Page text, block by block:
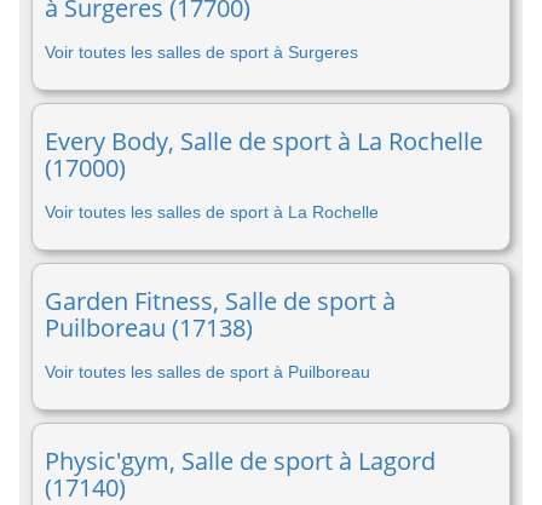
à Surgeres (17700)
Voir toutes les salles de sport à Surgeres
Every Body, Salle de sport à La Rochelle
(17000)
Voir toutes les salles de sport à La Rochelle
Garden Fitness, Salle de sport à
Puilboreau (17138)
Voir toutes les salles de sport à Puilboreau
Physic'gym, Salle de sport à Lagord
(17140)